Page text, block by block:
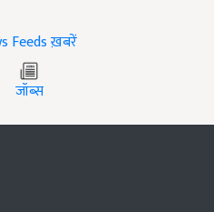
ख़बरें
जॉब्स